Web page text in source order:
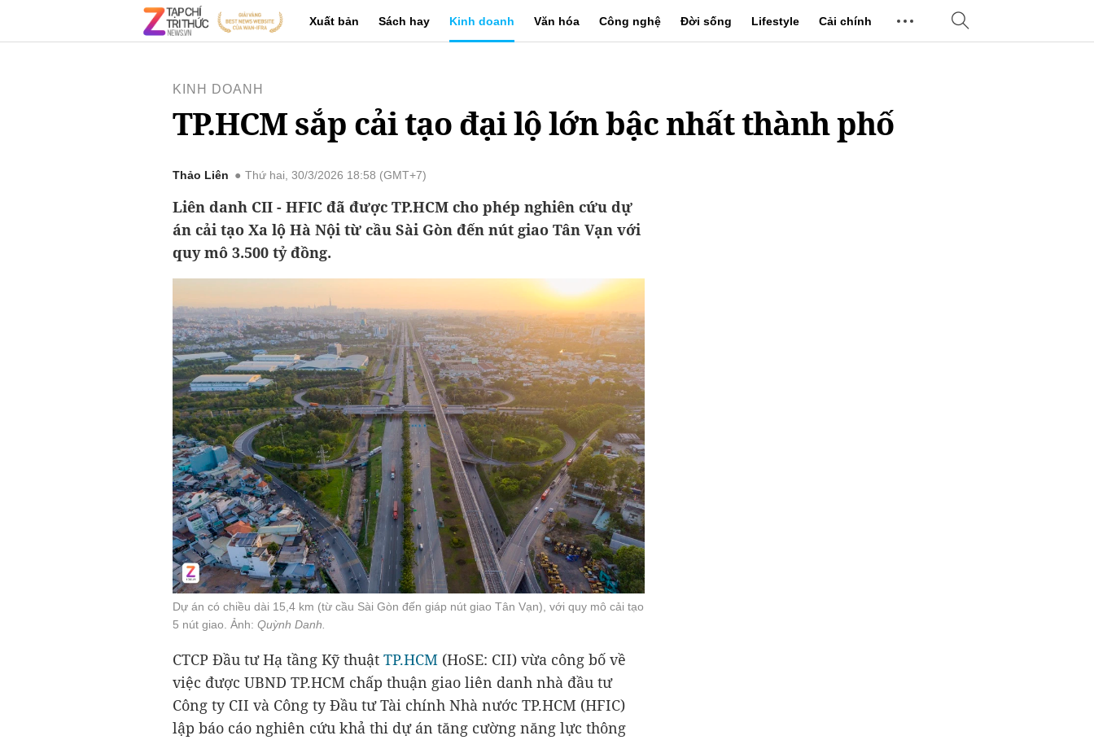
Xuất bản Sách hay Kinh doanh Văn hóa Công nghệ Đời sống Lifestyle Cải chính
KINH DOANH
TP.HCM sắp cải tạo đại lộ lớn bậc nhất thành phố
Thảo Liên Thứ hai, 30/3/2026 18:58 (GMT+7)
Liên danh CII - HFIC đã được TP.HCM cho phép nghiên cứu dự
án cải tạo Xa lộ Hà Nội từ cầu Sài Gòn đến nút giao Tân Vạn với
quy mô 3.500 tỷ đồng.
Dự án có chiều dài 15,4 km (từ cầu Sài Gòn đến giáp nút giao Tân Vạn), với quy mô cải tạo
5 nút giao. Ảnh: Quỳnh Danh.
CTCP Đầu tư Hạ tầng Kỹ thuật TP.HCM (HoSE: CII) vừa công bố về
việc được UBND TP.HCM chấp thuận giao liên danh nhà đầu tư
Công ty CII và Công ty Đầu tư Tài chính Nhà nước TP.HCM (HFIC)
lập báo cáo nghiên cứu khả thi dự án tăng cường năng lực thông